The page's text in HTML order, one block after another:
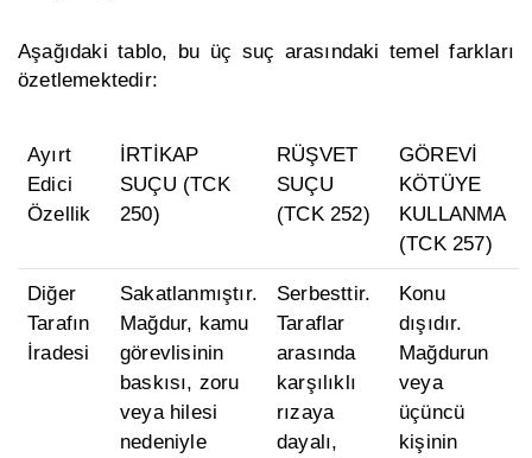
Aşağıdaki tablo, bu üç suç arasındaki temel farkları
özetlemektedir:
Ayırt
Edici
Özellik
İRTİKAP
SUÇU (TCK
250)
RÜŞVET
SUÇU
(TCK 252)
GÖREVİ
KÖTÜYE
KULLANMA
(TCK 257)
Diğer
Tarafın
İradesi
Sakatlanmıştır.
Mağdur, kamu
görevlisinin
baskısı, zoru
veya hilesi
nedeniyle
Serbesttir.
Taraflar
arasında
karşılıklı
rızaya
dayalı,
Konu
dışıdır.
Mağdurun
veya
üçüncü
kişinin